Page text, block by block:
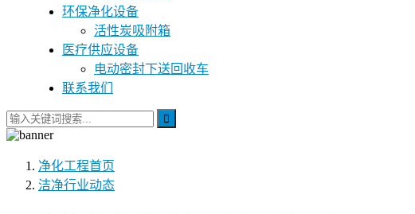
环保净化设备
活性炭吸附箱
医疗供应设备
电动密封下送回收车
联系我们
净化工程首页
洁净行业动态